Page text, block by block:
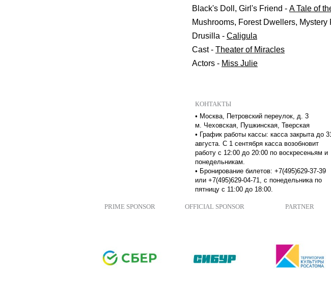
Black's Doll, Girl's Friend - A Tale of
Mushrooms, Forest Dwellers,
Drusilla - Caligula
Cast- Theater of Miracles
Actors - Miss Julie
КОНТАКТЫ
• Москва, Петровский переулок, д. 3
м. Чеховская, Пушкинская, Тверская
• График работы кассы: касса закрыта до
августа. С 1 сентября касса возобновит
работу с 12:00 до 20:00 по воскресеньям и
понедельникам.
• Бронирование билетов: +7(495)629-37-39
или +7(495)629-04-71, с понедельника по
пятницу с 11:00 до 18:00.
PRIME SPONSOR OFFICIAL SPONSOR PARTNER